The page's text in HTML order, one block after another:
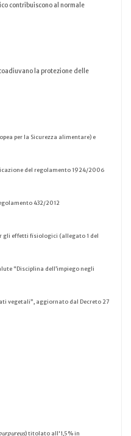
contribuiscono al normale
la protezione delle
per la Sicurezza alimentare) e
del regolamento 1924/2006
432/2012
gli effetti fisiologici (allegato 1 del
“Disciplina dell’impiego negli
vegetali”, aggiornato dal Decreto 27
) titolato all'1,5% in